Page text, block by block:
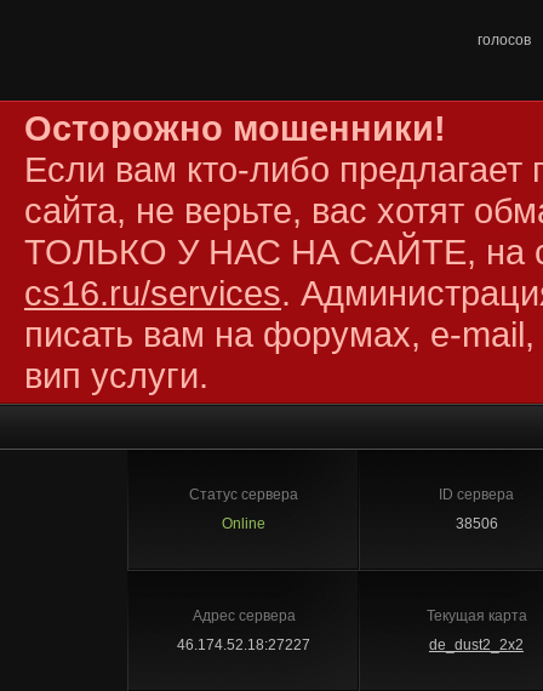
голосов
Осторожно мошенники!
Если вам кто-либо
сайта, не верьте, вас хотят
ТОЛЬКО У НАС НА САЙТЕ, на
cs16.ru/services.
писать вам на форумах, e-mail,
вип услуги.
Статус сервера
Online
ID сервера
38506
Адрес сервера
46.174.52.18:27227
Текущая карта
de_dust2_2x2